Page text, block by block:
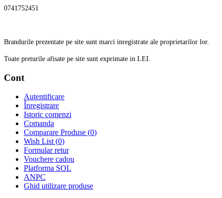
0741752451
Brandurile prezentate pe site sunt marci inregistrate ale proprietarilor lor.
Toate preturile afisate pe site sunt exprimate in LEI.
Cont
Autentificare
Înregistrare
Istoric comenzi
Comanda
Comparare Produse (0)
Wish List (0)
Formular retur
Vouchere cadou
Platforma SOL
ANPC
Ghid utilizare produse